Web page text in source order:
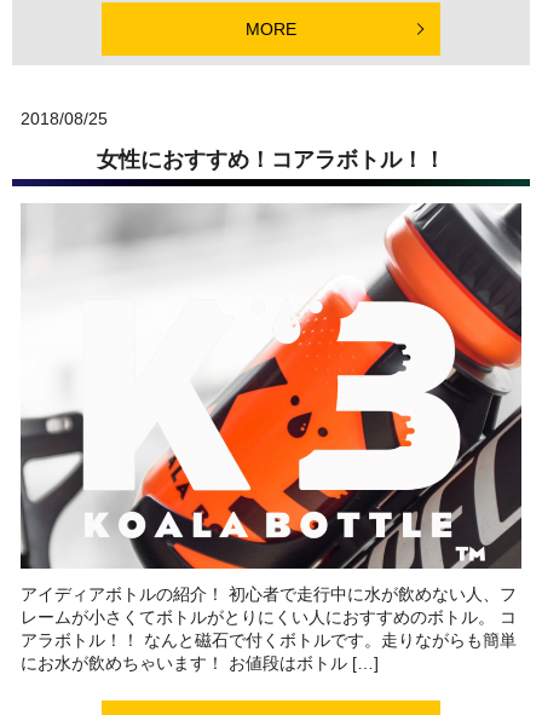
MORE
2018/08/25
女性におすすめ！コアラボトル！！
アイディアボトルの紹介！ 初心者で走行中に水が飲めない人、フ
レームが小さくてボトルがとりにくい人におすすめのボトル。 コ
アラボトル！！ なんと磁石で付くボトルです。走りながらも簡単
にお水が飲めちゃいます！ お値段はボトル […]